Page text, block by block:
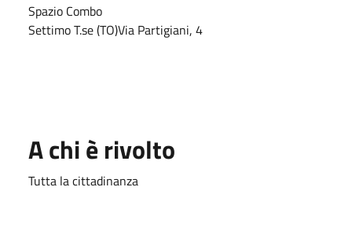
Spazio Combo
Settimo T.se (TO)Via Partigiani, 4
A chi è rivolto
Tutta la cittadinanza